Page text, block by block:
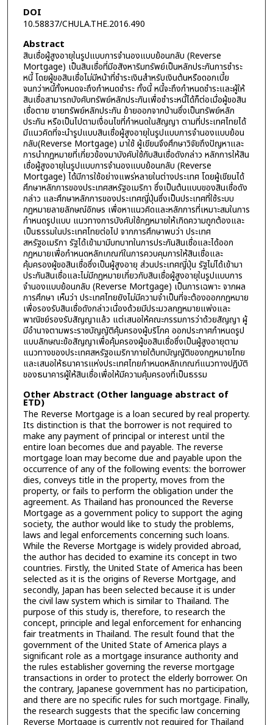
DOI
10.58837/CHULA.THE.2016.490
Abstract
สินเชื่อผู้สูงอายุในรูปแบบการจำนองแบบย้อนกลับ (Reverse
Mortgage) เป็นสินเชื่อที่มีอสังหาริมทรัพย์เป็นหลักประกันการชำระ
หนี้ โดยผู้ขอสินเชื่อไม่มีหน้าที่ชำระเงินสำหรับเงินต้นหรือดอกเบี้ย
จนกว่าหนี้ทั้งหมดจะถึงกำหนดชำระ ทั้งนี้ หนี้จะถึงกำหนดชำระและผู้ให้
สินเชื่อสามารถบังคับทรัพย์หลักประกันเพื่อชำระหนี้ได้ก็ต่อเมื่อผู้ขอสิน
เชื่อตาย ขายทรัพย์หลักประกัน ย้ายออกจากบ้านซึ่งเป็นทรัพย์หลัก
ประกัน หรือเป็นไปตามเงื่อนไขที่กำหนดในสัญญา ตามที่ประเทศไทยได้
มีแนวคิดที่จะนำรูปแบบสินเชื่อผู้สูงอายุในรูปแบบการจำนองแบบย้อน
กลับ(Reverse Mortgage) มาใช้ ผู้เขียนจึงศึกษาวิจัยถึงปัญหาและ
การนำกฎหมายที่เกี่ยวข้องมาบังคับใช้กับสินเชื่อดังกล่าว หลักการให้สิน
เชื่อผู้สูงอายุในรูปแบบการจำนองแบบย้อนกลับ (Reverse
Mortgage) ได้มีการใช้อย่างแพร่หลายในต่างประเทศ โดยผู้เขียนได้
ศึกษาหลักการของประเทศสหรัฐอเมริกา ซึ่งเป็นต้นแบบของสินเชื่อดัง
กล่าว และศึกษาหลักการของประเทศญี่ปุ่นซึ่งเป็นประเทศที่ใช้ระบบ
กฎหมายลายลักษณ์อักษร เพื่อหาแนวคิดและหลักการที่เหมาะสมในการ
กำหนดรูปแบบ แนวทางการบังคับใช้กฎหมายให้เกิดความถูกต้องและ
เป็นธรรมในประเทศไทยต่อไป จากการศึกษาพบว่า ประเทศ
สหรัฐอเมริกา รัฐได้เข้ามามีบทบาทในการประกันสินเชื่อและได้ออก
กฎหมายเพื่อกำหนดหลักเกณฑ์ในการควบคุมการให้สินเชื่อและ
คุ้มครองผู้ขอสินเชื่อซึ่งเป็นผู้สูงอายุ ส่วนประเทศญี่ปุ่น รัฐไม่ได้เข้ามา
ประกันสินเชื่อและไม่มีกฎหมายเกี่ยวกับสินเชื่อผู้สูงอายุในรูปแบบการ
จำนองแบบย้อนกลับ (Reverse Mortgage) เป็นการเฉพาะ จากผล
การศึกษา เห็นว่า ประเทศไทยยังไม่มีความจำเป็นที่จะต้องออกกฎหมาย
เพื่อรองรับสินเชื่อดังกล่าวเนื่องด้วยมีประมวลกฎหมายแพ่งและ
พาณิชย์รองรับสัญญาแล้ว แต่เสนอให้คณะกรรมการว่าด้วยสัญญา ผู้
มีอำนาจตามพระราชบัญญัติคุ้มครองผู้บริโภค ออกประกาศกำหนดรูป
แบบลักษณะข้อสัญญาเพื่อคุ้มครองผู้ขอสินเชื่อซึ่งเป็นผู้สูงอายุตาม
แนวทางของประเทศสหรัฐอเมริกาภายใต้บทบัญญัติของกฎหมายไทย
และเสนอให้ธนาคารแห่งประเทศไทยกำหนดหลักเกณฑ์แนวทางปฏิบัติ
ของธนาคารผู้ให้สินเชื่อเพื่อให้มีความคุ้มครองที่เป็นธรรม
Other Abstract (Other language abstract of
ETD)
The Reverse Mortgage is a loan secured by real property.
Its distinction is that the borrower is not required to
make any payment of principal or interest until the
entire loan becomes due and payable. The reverse
mortgage loan may become due and payable upon the
occurrence of any of the following events: the borrower
dies, conveys title in the property, moves from the
property, or fails to perform the obligation under the
agreement. As Thailand has pronounced the Reverse
Mortgage as a government policy to support the aging
society, the author would like to study the problems,
laws and legal enforcements concerning such loans.
While the Reverse Mortgage is widely provided abroad,
the author has decided to examine its concept in two
countries. Firstly, the United State of America has been
selected as it is the origins of Reverse Mortgage, and
secondly, Japan has been selected because it is under
the civil law system which is similar to Thailand. The
purpose of this study is, therefore, to research the
concept, principle and legal enforcement for enhancing
fair treatments in Thailand. The result found that the
government of the United State of America plays a
significant role as a mortgage insurance authority and
the rules establisher governing the reverse mortgage
transactions in order to protect the elderly borrower. On
the contrary, Japanese government has no participation,
and there are no specific rules for such mortgage. Finally,
the research suggests that the specific law concerning
Reverse Mortgage is currently not required for Thailand